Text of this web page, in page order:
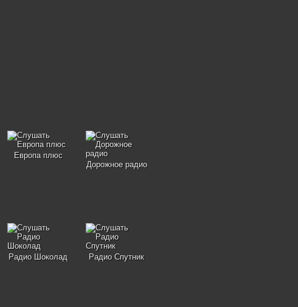
Европа плюс
Дорожное радио
Радио Шоколад
Радио Спутник